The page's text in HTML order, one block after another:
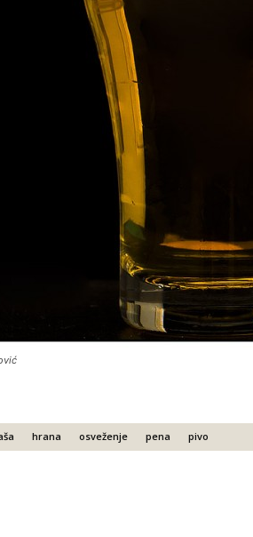
hrana osveženje pena pivo